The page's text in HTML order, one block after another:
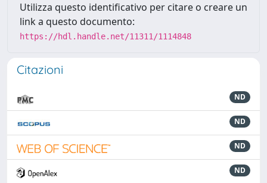
Utilizza questo identificativo per citare o creare un
link a questo documento:
https://hdl.handle.net/11311/1114848
Citazioni
ND
ND
ND
ND